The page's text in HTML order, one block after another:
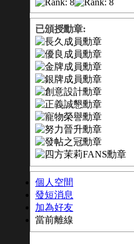
已頒授勳章:
個人空間
發短消息
加為好友
當前離線